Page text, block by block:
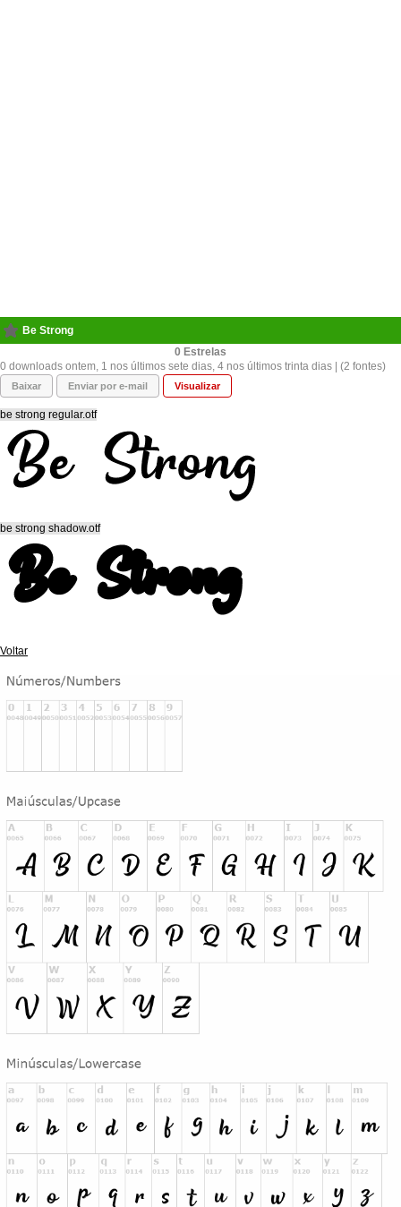
Be Strong
0
0 downloads ontem, 1 nos últimos sete dias, 4 nos últimos trinta dias | (2 fontes)
Baixar Enviar por e-mail Visualizar
be strong regular.otf
be strong shadow.otf
Voltar